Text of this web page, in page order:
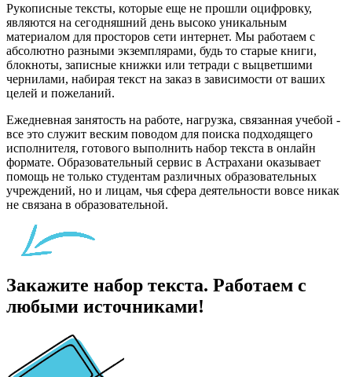
Рукописные тексты, которые еще не прошли оцифровку,
являются на сегодняшний день высоко уникальным
материалом для просторов сети интернет. Мы работаем с
абсолютно разными экземплярами, будь то старые книги,
блокноты, записные книжки или тетради с выцветшими
чернилами, набирая текст на заказ в зависимости от ваших
целей и пожеланий.
Ежедневная занятость на работе, нагрузка, связанная учебой -
все это служит веским поводом для поиска подходящего
исполнителя, готового выполнить набор текста в онлайн
формате. Образовательный сервис в Астрахани оказывает
помощь не только студентам различных образовательных
учреждений, но и лицам, чья сфера деятельности вовсе никак
не связана в образовательной.
Закажите набор текста. Работаем с
любыми источниками!